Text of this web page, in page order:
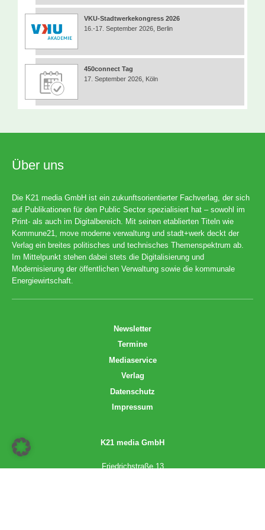
VKU-Stadtwerkekongress 2026
16.-17. September 2026, Berlin
450connect Tag
17. September 2026, Köln
Über uns
Die K21 media GmbH ist ein zukunftsorientierter Fachverlag, der sich
auf Publikationen für den Public Sector spezialisiert hat – sowohl im
Print- als auch im Digitalbereich. Mit seinen etablierten Titeln wie
Kommune21, move moderne verwaltung und stadt+werk deckt der
Verlag ein breites politisches und technisches Themenspektrum ab.
Im Mittelpunkt stehen dabei stets die Digitalisierung und
Modernisierung der öffentlichen Verwaltung sowie die kommunale
Energiewirtschaft.
Newsletter
Termine
Mediaservice
Verlag
Datenschutz
Impressum
K21 media GmbH
Friedrichstraße 13